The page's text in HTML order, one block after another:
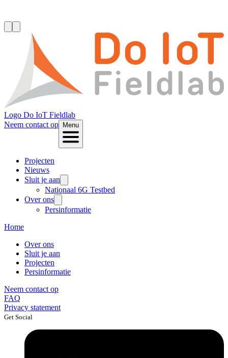
Logo Do IoT Fieldlab
Neem contact op
Menu
Projecten
Nieuws
Sluit je aan
Nationaal 6G Testbed
Over ons
Persinformatie
Home
Over ons
Sluit je aan
Projecten
Persinformatie
Neem contact op
FAQ
Privacy statement
Get Social